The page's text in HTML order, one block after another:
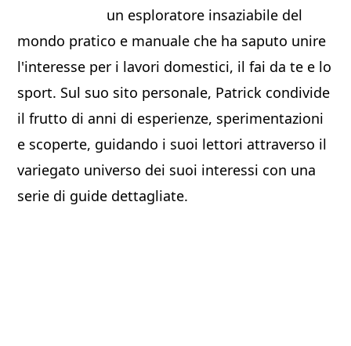
un esploratore insaziabile del
mondo pratico e manuale che ha saputo unire
l'interesse per i lavori domestici, il fai da te e lo
sport. Sul suo sito personale, Patrick condivide
il frutto di anni di esperienze, sperimentazioni
e scoperte, guidando i suoi lettori attraverso il
variegato universo dei suoi interessi con una
serie di guide dettagliate.